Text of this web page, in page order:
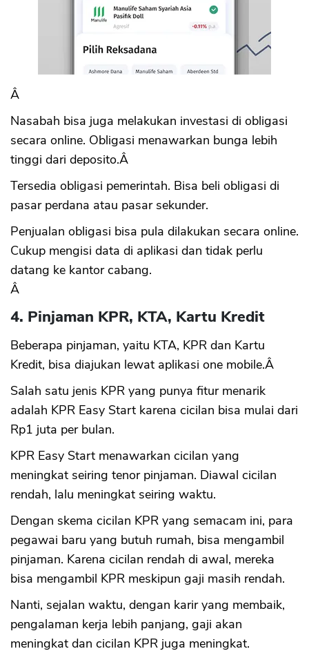
Â
Nasabah bisa juga melakukan investasi di obligasi
secara online. Obligasi menawarkan bunga lebih
tinggi dari deposito.Â
Tersedia obligasi pemerintah. Bisa beli obligasi di
pasar perdana atau pasar sekunder.
Penjualan obligasi bisa pula dilakukan secara online.
Cukup mengisi data di aplikasi dan tidak perlu
datang ke kantor cabang.
Â
4. Pinjaman KPR, KTA, Kartu Kredit
Beberapa pinjaman, yaitu KTA, KPR dan Kartu
Kredit, bisa diajukan lewat aplikasi one mobile.Â
Salah satu jenis KPR yang punya fitur menarik
adalah KPR Easy Start karena cicilan bisa mulai dari
Rp1 juta per bulan.
KPR Easy Start menawarkan cicilan yang
meningkat seiring tenor pinjaman. Diawal cicilan
rendah, lalu meningkat seiring waktu.
Dengan skema cicilan KPR yang semacam ini, para
pegawai baru yang butuh rumah, bisa mengambil
pinjaman. Karena cicilan rendah di awal, mereka
bisa mengambil KPR meskipun gaji masih rendah.
Nanti, sejalan waktu, dengan karir yang membaik,
pengalaman kerja lebih panjang, gaji akan
meningkat dan cicilan KPR juga meningkat.